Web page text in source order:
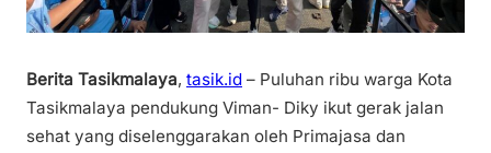
Berita Tasikmalaya, tasik.id – Puluhan ribu warga Kota
Tasikmalaya pendukung Viman- Diky ikut gerak jalan
sehat yang diselenggarakan oleh Primajasa dan